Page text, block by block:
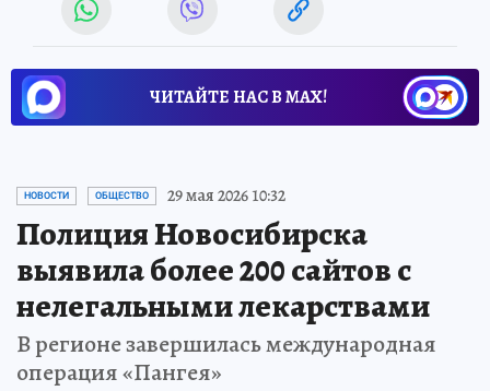
ЧИТАЙТЕ НАС В МАХ!
НОВОСТИ ОБЩЕСТВО 29 мая 2026 10:32
Полиция Новосибирска
выявила более 200 сайтов с
нелегальными лекарствами
В регионе завершилась международная
операция «Пангея»